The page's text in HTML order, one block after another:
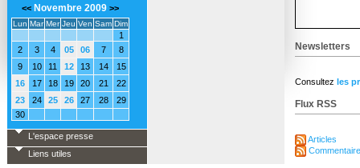
<< Novembre 2009 >>
Lun Mar Mer Jeu Ven Sam Dim
1
2
3 4 05 06 7
8
9
10 11 12 13 14
15
16
17 18 19 20 21
22
23
24 25 26 27 28
29
30
L'espace presse
Liens utiles
Newsletters
Consultez les
Flux RSS
Articles